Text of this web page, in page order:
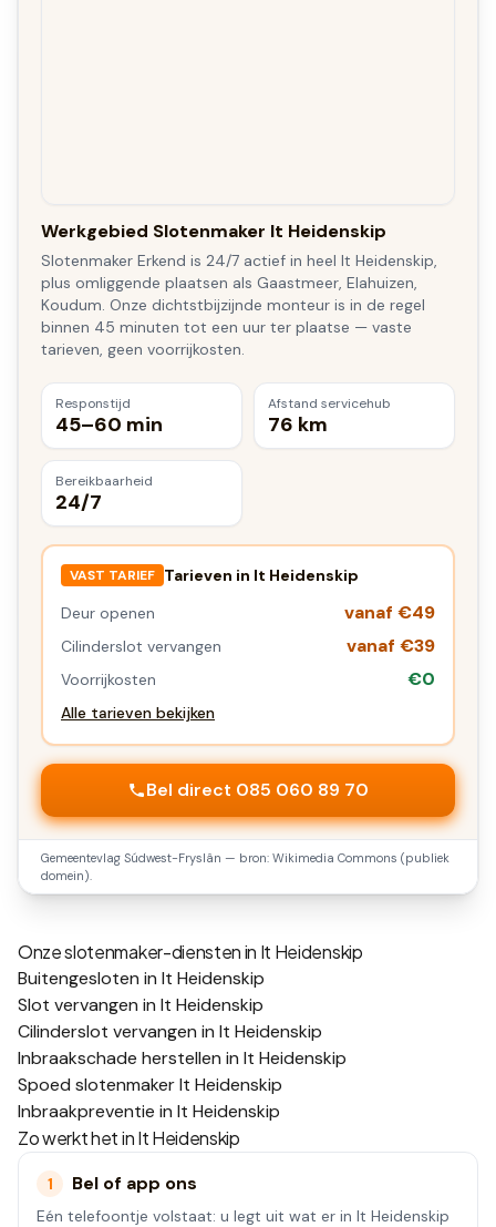
Werkgebied Slotenmaker It Heidenskip
Slotenmaker Erkend is 24/7 actief in heel It Heidenskip,
plus omliggende plaatsen als Gaastmeer, Elahuizen,
Koudum. Onze dichtstbijzijnde monteur is in de regel
binnen 45 minuten tot een uur ter plaatse — vaste
tarieven, geen voorrijkosten.
Responstijd
45–60 min
Afstand servicehub
76 km
Bereikbaarheid
24/7
VAST TARIEF Tarieven in It Heidenskip
Deur openen
vanaf €49
Cilinderslot vervangen vanaf €39
Voorrijkosten €0
Alle tarieven bekijken
Bel direct 085 060 89 70
Gemeentevlag Súdwest-Fryslân — bron: Wikimedia Commons (publiek
domein).
Onze slotenmaker-diensten in It Heidenskip
Buitengesloten in It Heidenskip
Slot vervangen in It Heidenskip
Cilinderslot vervangen in It Heidenskip
Inbraakschade herstellen in It Heidenskip
Spoed slotenmaker It Heidenskip
Inbraakpreventie in It Heidenskip
Zo werkt het inIt Heidenskip
1 Bel of app ons
Eén telefoontje volstaat: u legt uit wat er in It Heidenskip